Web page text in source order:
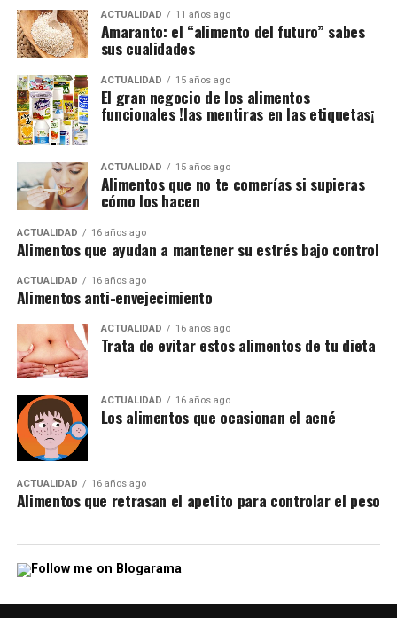
ACTUALIDAD 11 años ago
Amaranto: el “alimento del futuro” sabes
sus cualidades
ACTUALIDAD 15 años ago
El gran negocio de los alimentos
funcionales !las mentiras en las etiquetas¡
ACTUALIDAD 15 años ago
Alimentos que no te comerías si supieras
cómo los hacen
ACTUALIDAD 16 años ago
Alimentos que ayudan a mantener su estrés bajo control
ACTUALIDAD 16 años ago
Alimentos anti-envejecimiento
ACTUALIDAD 16 años ago
Trata de evitar estos alimentos de tu dieta
ACTUALIDAD 16 años ago
Los alimentos que ocasionan el acné
ACTUALIDAD 16 años ago
Alimentos que retrasan el apetito para controlar el peso